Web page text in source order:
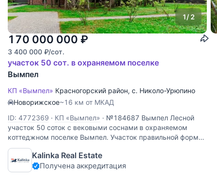
1/ 2
170 000 000 ₽
3 400 000 ₽/сот.
участок 50 сот. в охраняемом поселке
Вымпел
КП «Вымпел» Красногорский район, с. Николо-Урюпино
Новорижское~16 км от МКАД
ID: 4772369 · КП «Вымпел» · №184687 Вымпел Лесной
участок 50 соток с вековыми соснами в охраняемом
коттеджном поселке Вымпел. Участок правильной формы.
Коммуникации центральные. Категория земель: земли
сельскохозяйственного назначения, для дачного
строительства.
Kalinka Real Estate
Получена аккредитация